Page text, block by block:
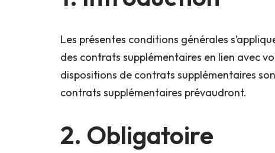
Les présentes conditions générales
des contrats supplémentaires en lien avec
dispositions de contrats supplémentaires
contrats supplémentaires prévaudront.
2. Obligatoire